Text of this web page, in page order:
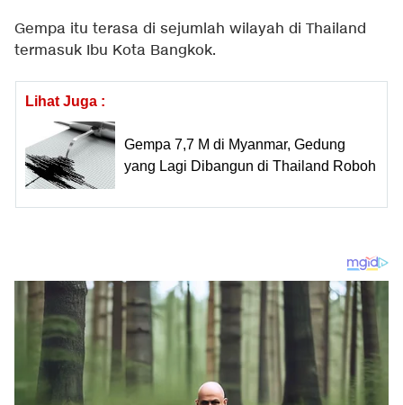
Gempa itu terasa di sejumlah wilayah di Thailand
termasuk Ibu Kota Bangkok.
Lihat Juga :
Gempa 7,7 M di Myanmar, Gedung
yang Lagi Dibangun di Thailand Roboh